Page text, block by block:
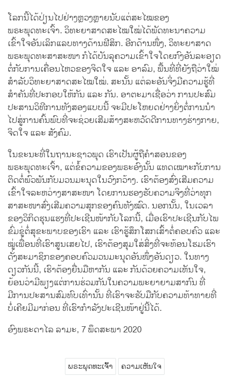
ໂລກນີ້ໄດ້ປ່ຽນໄປຢ່າງຫຼວງຫຼາຍນັບແຕ່ສະໄໝຂອງ
ພຣະພຸດທະເຈົ້າ. ວິທະຍາສາດສະໄໝໃໝ່ໄດ້ພັດທະນາຄວາມ
ເຂົ້າໃຈອັນເລິກແລບທາງດ້ານຟີສິກ. ອີກດ້ານໜຶ່ງ, ວິທະຍາສາດ
ພຣະພຸດທະສາສະໜາ ກໍໄດ້ບັນລຸຄວາມເຂົ້າໃຈໂດຍກົງອັນລະອຽດ
ຕໍ່ກັບການເຄື່ອນໄຫວຂອງຈິດໃຈ ແລະ ອາລົມ, ພື້ນທີ່ທີ່ຍັງຖືວ່າໃໝ່
ສຳລັບວິທະຍາສາດສະໄໝໃໝ່. ສະນັ້ນ ແຕ່ລະອັນຈິ່ງມີຄວາມຮູ້ທີ່
ສຳຄັນທີ່ປະກອບໃຫ້ກັນ ແລະ ກັນ. ອາຕະມາເຊື່ອວ່າ ການປະສົມ
ປະສານວິທີການທັງສອງແບບນີ້ ຈະມີປະໂຫຍດຢ່າງຍິ່ງຕໍ່ການນຳ
ໄປສູ່ການຄົ້ນພົບທີ່ຈະຊ່ວຍເສີມສ້າງສະຫວັດດີການທາງຮ່າງກາຍ,
ຈິດໃຈ ແລະ ສັງຄົມ.
ໃນຂະນະທີ່ໃນຖານະຊາວພຸດ ເຮົາເປັນຜູ້ຖືຄຳສອນຂອງ
ພຣະພຸດທະເຈົ້າ, ແຕ່ຂໍ້ຄວາມຂອງພຣະອົງນັ້ນ ແທດເໝາະກັບການ
ຕິດຕໍ່ພົວພັນກັບມວນມະນຸດໃນວົງກວ້າງ. ເຮົາຕ້ອງສົ່ງເສີມຄວາມ
ເຂົ້າໃຈລະຫວ່າງສາສະໜາ ໂດຍການຮອງຮັບຄວາມຈິງທີ່ວ່າທຸກ
ສາສະໜາສົ່ງເສີມຄວາມສຸກຂອງຄົນທັງໝົດ. ນອກນັ້ນ, ໃນເວລາ
ຂອງວິກິດຮຸນແຮງທີ່ປະເຊີນໜ້າກັບໂລກນີ້, ເມື່ອເຮົາປະເຊີນກັບໄພ
ຂົ່ມຂູ່ຕໍ່ສຸຂະພາບຂອງເຮົາ ແລະ ເຮົາຮູ້ສຶກໂສກເສົ້າຕໍ່ຄອບຄົວ ແລະ
ໝູ່ເພື່ອນທີ່ເຮົາສູນເສຍໄປ, ເຮົາຕ້ອງສຸມໃສ່ສິ່ງທີ່ຈະທ້ອນໂຮມເຮົາ
ດັ່ງສະມາຊິກຂອງຄອບຄົວມວນມະນຸດອັນໜຶ່ງອັນດຽວ. ໃນທາງ
ດຽວກັນນີ້, ເຮົາຕ້ອງຍື່ນມືຫາກັນ ແລະ ກັນດ້ວຍຄວາມເຫັນໃຈ,
ຍ້ອນວ່າມີພຽງແຕ່ການຮ່ວມກັນໃນຄວາມພະຍາຍາມສາກົນ ທີ່
ມີການປະສານສົມທົບເທົ່ານັ້ນ ທີ່ເຮົາຈະຮັບມືກັບຄວາມທ້າທາຍທີ່
ບໍ່ເຄີຍມີມາກ່ອນ ທີ່ເຮົາກຳລັງປະເຊີນໜ້າຢູ່ນີ້ໄດ້.
ອົງພຣະດາໄລ ລາມະ, 7 ພຶດສະພາ 2020
ພຣະພຸດທະເຈົ້າ ຄວາມເຫັນໃຈ